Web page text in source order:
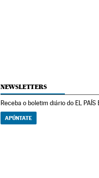
NEWSLETTERS
Receba o boletim diário do EL PAÍS
APÚNTATE